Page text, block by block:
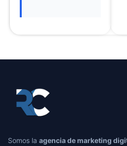
Somos la agencia de marketing